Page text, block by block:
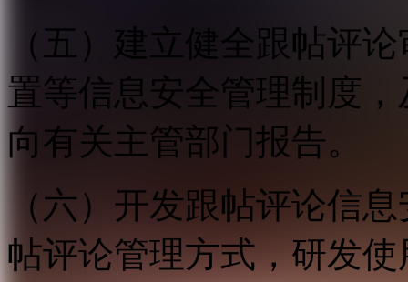
（五）建立健全跟帖评
置等信息安全管理制度
向有关主管部门报告。
（六）开发跟帖评论信
帖评论管理方式，研发